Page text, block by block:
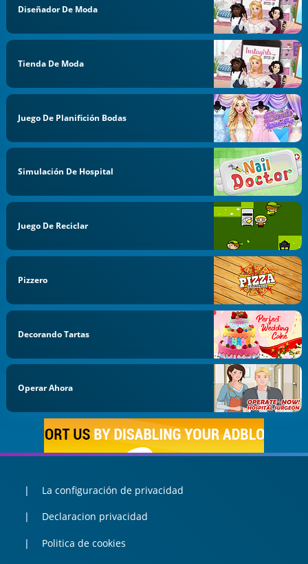
Diseñador De Moda
Tienda De Moda
Juego De Planifición Bodas
Simulación De Hospital
Juego De Reciclar
Pizzero
Decorando Tartas
Operar Ahora
La configuración de privacidad
Declaracion privacidad
Politica de cookies